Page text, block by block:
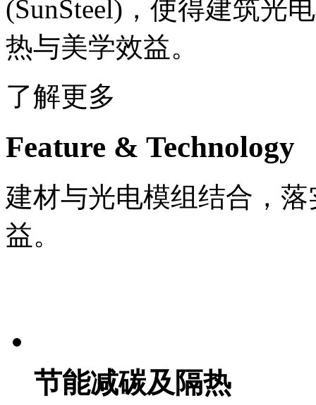
(SunSteel)，使得建筑光
热与美学效益。
了解更多
Feature & Technology
建材与光电模组结合，
益。
节能减碳及隔热